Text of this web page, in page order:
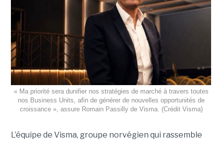
« Ma priorité sera dunifier nos stratégies de marché à travers toutes
nos Business Units, afin de générer de nouvelles opportunités de
croissance », assure Romain Passilly de Visma. (Crédit Visma)
L’équipe de Visma, groupe norvégien qui rassemble